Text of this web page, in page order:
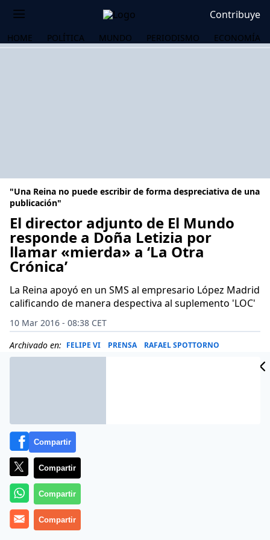
Contribuye
HOME POLÍTICA MUNDO PERIODISMO ECONOMÍA
"Una Reina no puede escribir de forma despreciativa de una
publicación"
El director adjunto de El Mundo
responde a Doña Letizia por
llamar «mierda» a ‘La Otra
Crónica’
La Reina apoyó en un SMS al empresario López Madrid
calificando de manera despectiva al suplemento 'LOC'
10 Mar 2016 - 08:38 CET
Archivado en: FELIPE VI PRENSA RAFAEL SPOTTORNO
Compartir
Compartir
Compartir
Compartir